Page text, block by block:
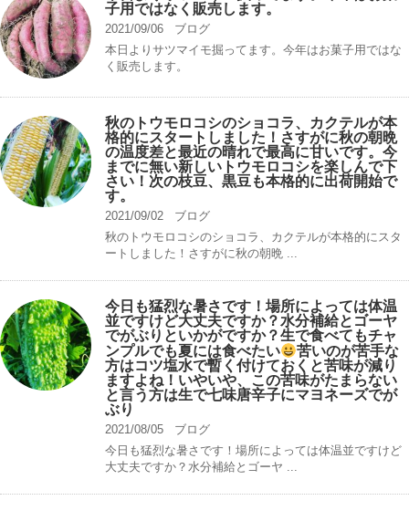
子用ではなく販売します。
2021/09/06
ブログ
本日よりサツマイモ掘ってます。今年はお菓子用ではな
く販売します。
秋のトウモロコシのショコラ、カクテルが本
格的にスタートしました！さすがに秋の朝晩
の温度差と最近の晴れで最高に甘いです。今
までに無い新しいトウモロコシを楽しんで下
さい！次の枝豆、黒豆も本格的に出荷開始で
す。
2021/09/02
ブログ
秋のトウモロコシのショコラ、カクテルが本格的にスタ
ートしました！さすがに秋の朝晩 ...
今日も猛烈な暑さです！場所によっては体温
並ですけど大丈夫ですか？水分補給とゴーヤ
でがぶりといかがですか？生で食べてもチャ
ンプルでも夏には食べたい
苦いのが苦手な
方はコツ塩水で暫く付けておくと苦味が減り
ますよね！いやいや、この苦味がたまらない
と言う方は生で七味唐辛子にマヨネーズでが
ぶり
2021/08/05
ブログ
今日も猛烈な暑さです！場所によっては体温並ですけど
大丈夫ですか？水分補給とゴーヤ ...